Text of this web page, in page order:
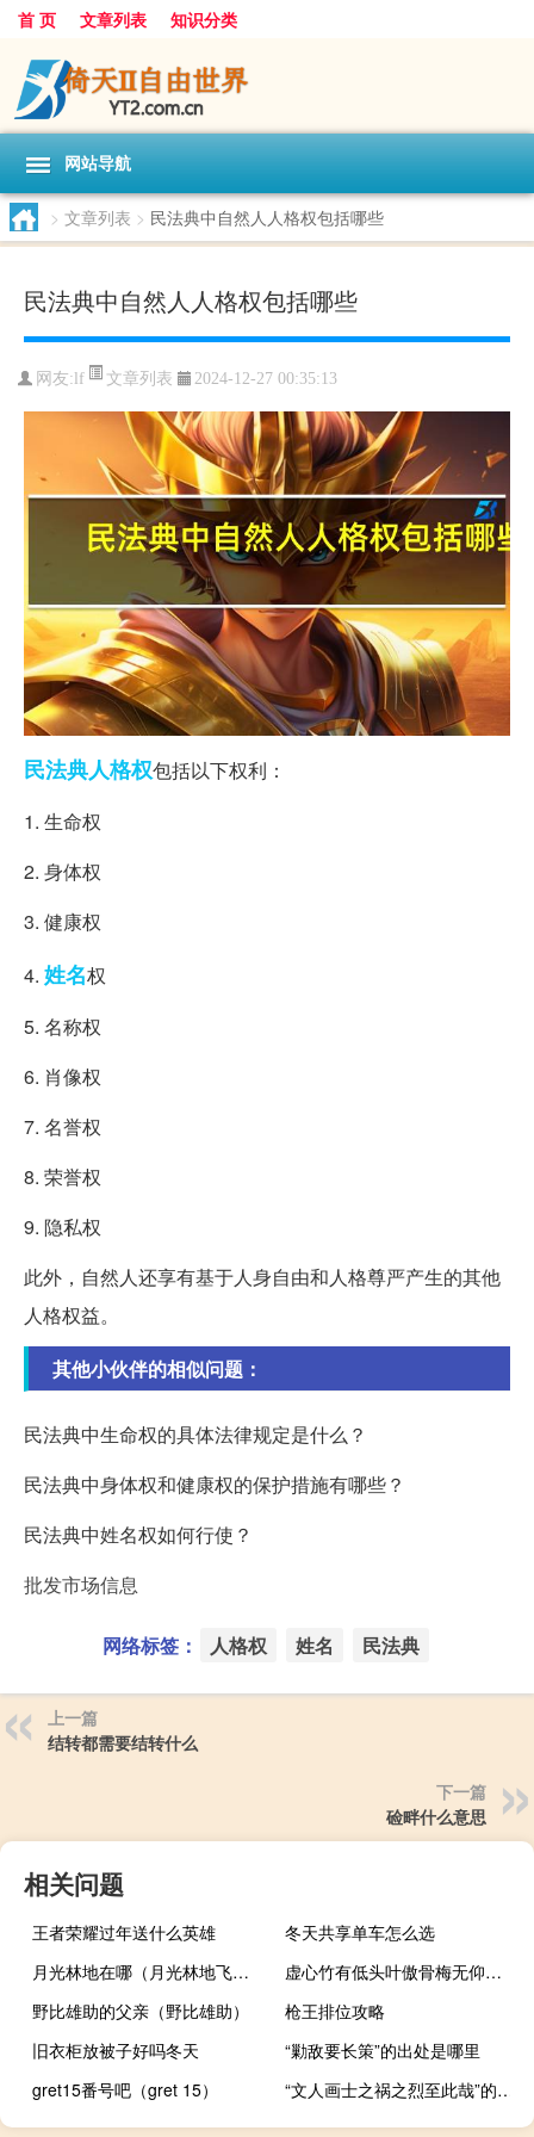
首 页 文章列表 知识分类
网站导航
> 文章列表 > 民法典中自然人人格权包括哪些
民法典中自然人人格权包括哪些
网友: lf 文章列表 2024-12-27 00:35:13
民法典人格权包括以下权利：
1. 生命权
2. 身体权
3. 健康权
4. 姓名权
5. 名称权
6. 肖像权
7. 名誉权
8. 荣誉权
9. 隐私权
此外，自然人还享有基于人身自由和人格尊严产生的其他
人格权益。
其他小伙伴的相似问题：
民法典中生命权的具体法律规定是什么？
民法典中身体权和健康权的保护措施有哪些？
民法典中姓名权如何行使？
批发市场信息
网络标签： 人格权 姓名 民法典
上一篇
结转都需要结转什么
下一篇
硷畔什么意思
相关问题
王者荣耀过年送什么英雄
冬天共享单车怎么选
月光林地在哪（月光林地飞行点）
虚心竹有低头叶傲骨梅无仰面花怎么读
野比雄助的父亲（野比雄助）
枪王排位攻略
旧衣柜放被子好吗冬天
“勦敌要长策”的出处是哪里
gret15番号吧（gret 15）
“文人画士之祸之烈至此哉”的出处是哪里